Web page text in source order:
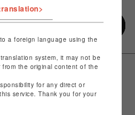
a foreign language using the
system, it may not be
the original content of the
for any direct or
service. Thank you for your